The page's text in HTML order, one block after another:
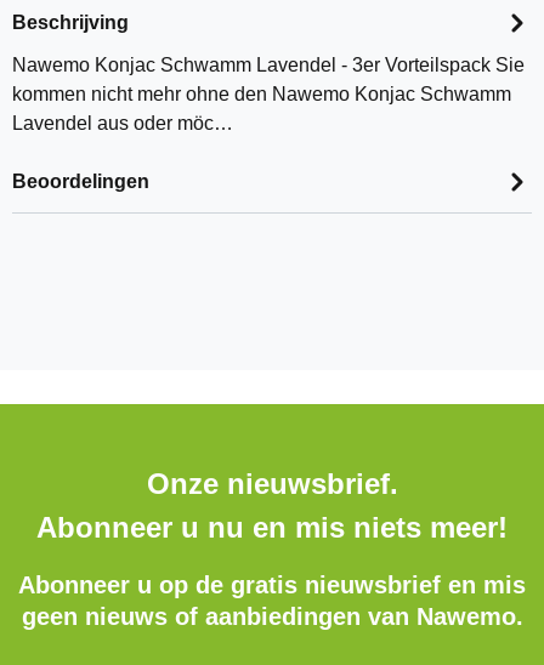
Beschrijving
Nawemo Konjac Schwamm Lavendel - 3er Vorteilspack Sie
kommen nicht mehr ohne den Nawemo Konjac Schwamm
Lavendel aus oder möc…
Beoordelingen
Onze nieuwsbrief.
Abonneer u nu en mis niets meer!
Abonneer u op de gratis nieuwsbrief en mis
geen nieuws of aanbiedingen van Nawemo.